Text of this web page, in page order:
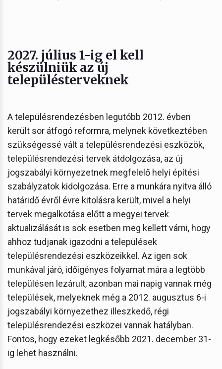
2027. július 1-ig el kell
készülniük az új
településterveknek
A településrendezésben legutóbb 2012. évben
került sor átfogó reformra, melynek következtében
szükségessé vált a településrendezési eszközök,
településrendezési tervek átdolgozása, az új
jogszabályi környezetnek megfelelő helyi építési
szabályzatok kidolgozása. Erre a munkára nyitva álló
határidő évről évre kitolásra került, mivel a helyi
tervek megalkotása előtt a megyei tervek
aktualizálását is sok esetben meg kellett várni, hogy
ahhoz tudjanak igazodni a települések
településrendezési eszközeikkel. Az igen sok
munkával járó, időigényes folyamat mára a legtöbb
településen lezárult, azonban mai napig vannak még
települések, melyeknek még a 2012. augusztus 6-i
jogszabályi környezethez illeszkedő, régi
településrendezési eszközei vannak hatályban.
Fontos, hogy ezeket legkésőbb 2021. december 31-
ig lehet használni.